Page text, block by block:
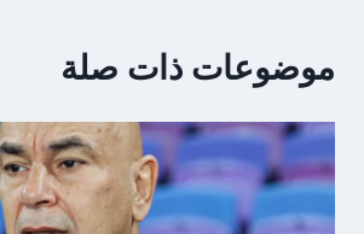
موضوعات ذات صلة